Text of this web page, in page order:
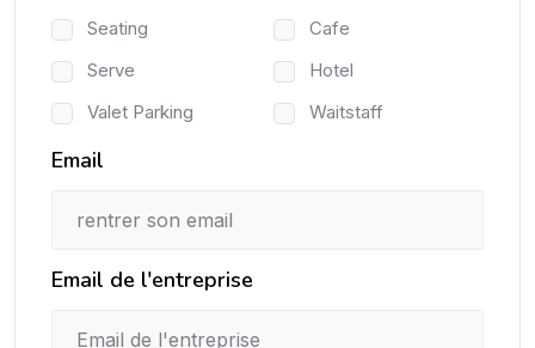
Seating
Cafe
Serve
Hotel
Valet Parking
Waitstaff
Email
Email de l'entreprise